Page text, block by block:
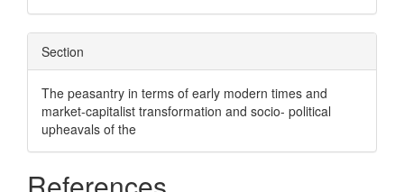
Section
The peasantry in terms of early modern times and
market-capitalist transformation and socio- political
upheavals of the